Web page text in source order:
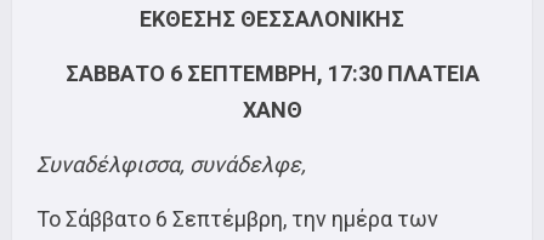
ΕΚΘΕΣΗΣ ΘΕΣΣΑΛΟΝΙΚΗΣ
ΣΑΒΒΑΤΟ 6 ΣΕΠΤΕΜΒΡΗ, 17:30 ΠΛΑΤΕΙΑ
ΧΑΝΘ
Συναδέλφισσα, συνάδελφε,
Το Σάββατο 6 Σεπτέμβρη, την ημέρα των